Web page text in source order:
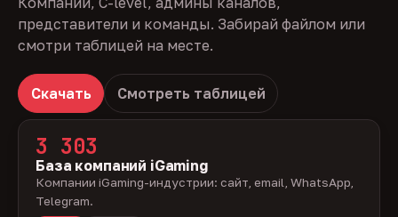
представители и команды. Забирай файлом или
смотри таблицей на месте.
Скачать Смотреть таблицей
3 303
База компаний iGaming
Компании iGaming-индустрии: сайт, email, WhatsApp,
Telegram.